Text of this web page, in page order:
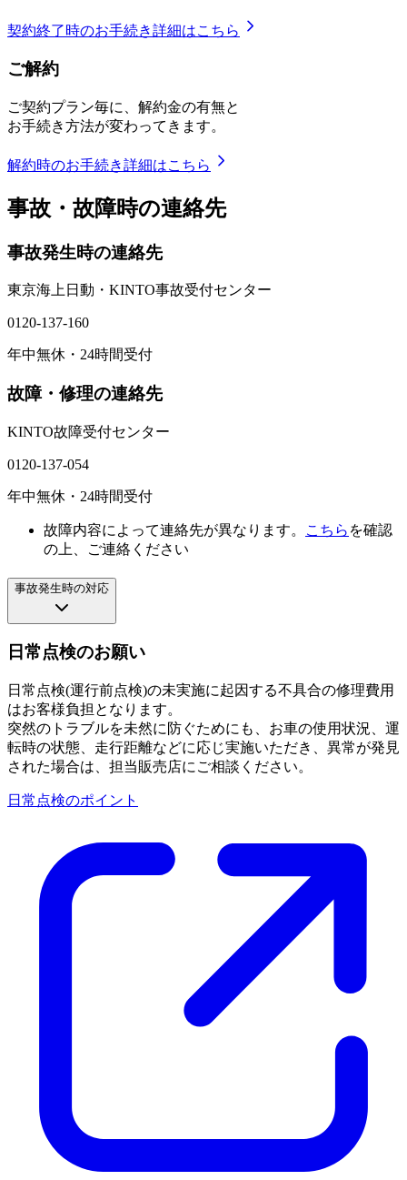
契約終了時のお手続き詳細はこちら
ご解約
ご契約プラン毎に、解約金の有無と
お手続き方法が変わってきます。
解約時のお手続き詳細はこちら
事故・故障時の連絡先
事故発生時の連絡先
東京海上日動 ・ KINTO事故受付センター
0120-137-160
年中無休・24時間受付
故障・修理の連絡先
KINTO故障受付センター
0120-137-054
年中無休・24時間受付
故障内容によって連絡先が異なります。 こちら を確認
の上、ご連絡ください
事故発生時の対応
日常点検のお願い
日常点検(運行前点検)の未実施に起因する不具合の修理費用
はお客様負担となります。
突然のトラブルを未然に防ぐためにも、お車の使用状況、運
転時の状態、走行距離などに応じ実施いただき、異常が発見
された場合は、担当販売店にご相談ください。
日常点検のポイント